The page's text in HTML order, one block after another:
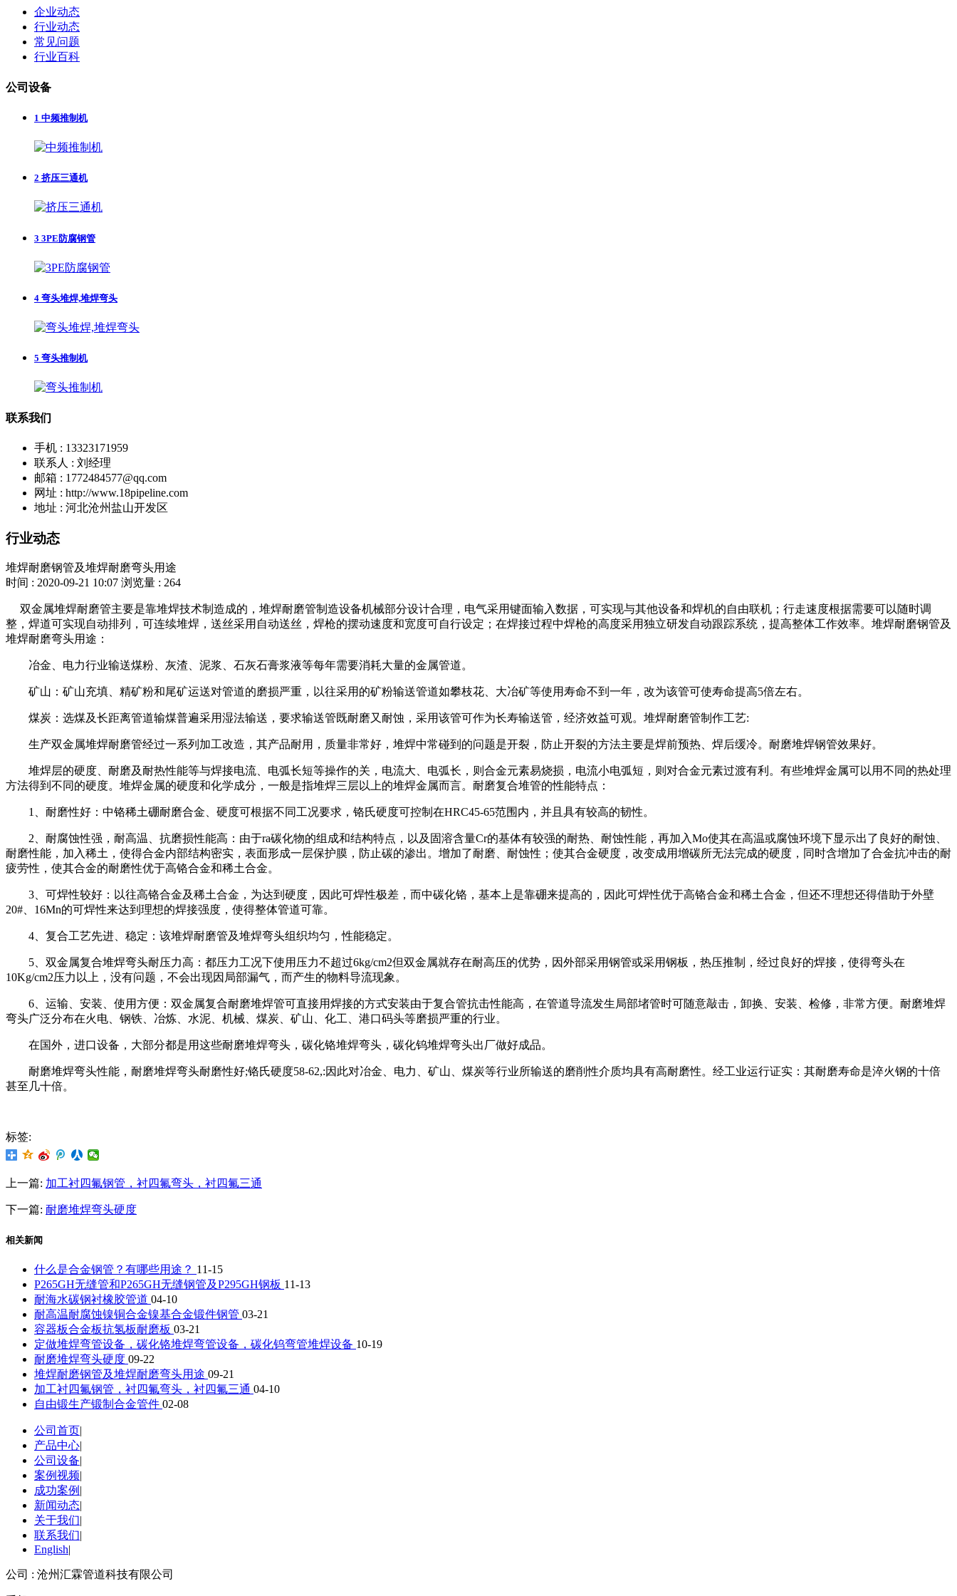
企业动态
行业动态
常见问题
行业百科
公司设备
1 中频推制机
2 挤压三通机
3 3PE防腐钢管
4 弯头堆焊,堆焊弯头
5 弯头推制机
联系我们
手机 : 13323171959
联系人 : 刘经理
邮箱 : 1772484577@qq.com
网址 : http://www.18pipeline.com
地址 : 河北沧州盐山开发区
行业动态
堆焊耐磨钢管及堆焊耐磨弯头用途
时间 : 2020-09-21 10:07 浏览量 : 264
双金属堆焊耐磨管主要是靠堆焊技术制造成的，堆焊耐磨管制造设备机械部分设计合理，电气采用键面输入数据，可实现与其他设备和焊机的自由联机；行走速度根据需要可以随时调
整，焊道可实现自动排列，可连续堆焊，送丝采用自动送丝，焊枪的摆动速度和宽度可自行设定；在焊接过程中焊枪的高度采用独立研发自动跟踪系统，提高整体工作效率。堆焊耐磨钢管及
堆焊耐磨弯头用途：
冶金、电力行业输送煤粉、灰渣、泥浆、石灰石膏浆液等每年需要消耗大量的金属管道。
矿山：矿山充填、精矿粉和尾矿运送对管道的磨损严重，以往采用的矿粉输送管道如攀枝花、大冶矿等使用寿命不到一年，改为该管可使寿命提高5倍左右。
煤炭：选煤及长距离管道输煤普遍采用湿法输送，要求输送管既耐磨又耐蚀，采用该管可作为长寿输送管，经济效益可观。堆焊耐磨管制作工艺:
生产双金属堆焊耐磨管经过一系列加工改造，其产品耐用，质量非常好，堆焊中常碰到的问题是开裂，防止开裂的方法主要是焊前预热、焊后缓冷。耐磨堆焊钢管效果好。
堆焊层的硬度、耐磨及耐热性能等与焊接电流、电弧长短等操作的关，电流大、电弧长，则合金元素易烧损，电流小电弧短，则对合金元素过渡有利。有些堆焊金属可以用不同的热处理
方法得到不同的硬度。堆焊金属的硬度和化学成分，一般是指堆焊三层以上的堆焊金属而言。耐磨复合堆管的性能特点：
1、耐磨性好：中铬稀土硼耐磨合金、硬度可根据不同工况要求，铬氏硬度可控制在HRC45-65范围内，并且具有较高的韧性。
2、耐腐蚀性强，耐高温、抗磨损性能高：由于ra碳化物的组成和结构特点，以及固溶含量Cr的基体有较强的耐热、耐蚀性能，再加入Mo使其在高温或腐蚀环境下显示出了良好的耐蚀、
耐磨性能，加入稀土，使得合金内部结构密实，表面形成一层保护膜，防止碳的渗出。增加了耐磨、耐蚀性；使其合金硬度，改变成用增碳所无法完成的硬度，同时含增加了合金抗冲击的耐
疲劳性，使其合金的耐磨性优于高铬合金和稀土合金。
3、可焊性较好：以往高铬合金及稀土合金，为达到硬度，因此可焊性极差，而中碳化铬，基本上是靠硼来提高的，因此可焊性优于高铬合金和稀土合金，但还不理想还得借助于外壁
20#、16Mn的可焊性来达到理想的焊接强度，使得整体管道可靠。
4、复合工艺先进、稳定：该堆焊耐磨管及堆焊弯头组织均匀，性能稳定。
5、双金属复合堆焊弯头耐压力高：都压力工况下使用压力不超过6kg/cm2但双金属就存在耐高压的优势，因外部采用钢管或采用钢板，热压推制，经过良好的焊接，使得弯头在
10Kg/cm2压力以上，没有问题，不会出现因局部漏气，而产生的物料导流现象。
6、运输、安装、使用方便：双金属复合耐磨堆焊管可直接用焊接的方式安装由于复合管抗击性能高，在管道导流发生局部堵管时可随意敲击，卸换、安装、检修，非常方便。耐磨堆焊
弯头广泛分布在火电、钢铁、冶炼、水泥、机械、煤炭、矿山、化工、港口码头等磨损严重的行业。
在国外，进口设备，大部分都是用这些耐磨堆焊弯头，碳化铬堆焊弯头，碳化钨堆焊弯头出厂做好成品。
耐磨堆焊弯头性能，耐磨堆焊弯头耐磨性好;铬氏硬度58-62,:因此对冶金、电力、矿山、煤炭等行业所输送的磨削性介质均具有高耐磨性。经工业运行证实：其耐磨寿命是淬火钢的十倍
甚至几十倍。
标签:
上一篇: 加工衬四氟钢管，衬四氟弯头，衬四氟三通
下一篇: 耐磨堆焊弯头硬度
相关新闻
什么是合金钢管？有哪些用途？ 11-15
P265GH无缝管和P265GH无缝钢管及P295GH钢板 11-13
耐海水碳钢衬橡胶管道 04-10
耐高温耐腐蚀镍铜合金镍基合金锻件钢管 03-21
容器板合金板抗氢板耐磨板 03-21
定做堆焊弯管设备，碳化铬堆焊弯管设备，碳化钨弯管堆焊设备 10-19
耐磨堆焊弯头硬度 09-22
堆焊耐磨钢管及堆焊耐磨弯头用途 09-21
加工衬四氟钢管，衬四氟弯头，衬四氟三通 04-10
自由锻生产锻制合金管件 02-08
公司首页|
产品中心|
公司设备|
案例视频|
成功案例 |
新闻动态|
关于我们|
联系我们|
English|
公司 : 沧州汇霖管道科技有限公司